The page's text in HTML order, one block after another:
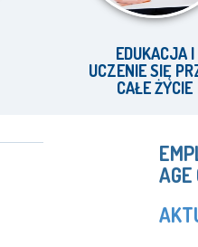
EDUKACJA I
UCZENIE SIĘ PRZEZ
CAŁE ŻYCIE